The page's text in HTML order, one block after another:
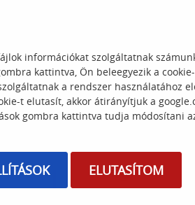
60 000Ft
információkat szolgáltatnak
kattintva, Ön beleegyezik a
a rendszer használatához
t elutasít, akkor átirányítjuk a
gombra kattintva tudja módosítani
ELUTASÍTOM